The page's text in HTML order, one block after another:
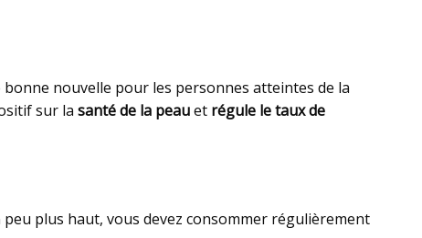
bonne nouvelle pour les personnes atteintes de la
sur lasanté de la peauet régule le taux de
plus haut, vous devez consommer régulièrement